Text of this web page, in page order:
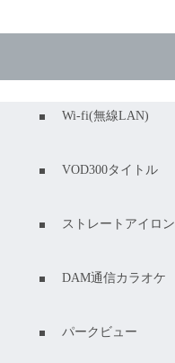
Wi-fi(無線LAN)
VOD300タイトル
ストレートアイロン
DAM通信カラオケ
パークビュー